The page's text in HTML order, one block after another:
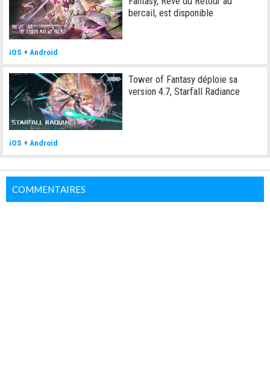
bercail, est disponible
iOS +Android
Tower of Fantasy déploie sa
version 4.7, Starfall Radiance
iOS +Android
COMMENTAIRES